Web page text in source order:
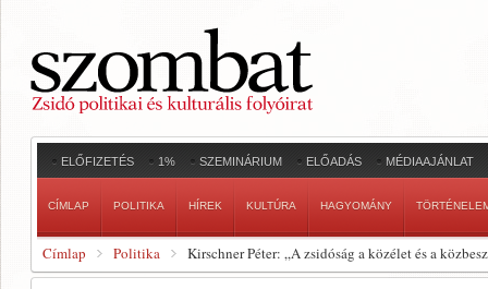
ELŐFIZETÉS 1% SZEMINÁRIUM ELŐADÁS MÉDIAAJÁNLAT
CÍMLAP POLITIKA HÍREK KULTÚRA HAGYOMÁNY
Címlap Politika Kirschner Péter: „A zsidóság a közélet és a